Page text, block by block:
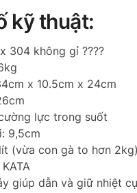
kỹ thuật:
304 không gỉ ????
x 10.5cm x 24cm
lực trong suốt
9,5cm
(vừa con gà to hơn 2kg)
giúp dẫn và giữ nhiệt